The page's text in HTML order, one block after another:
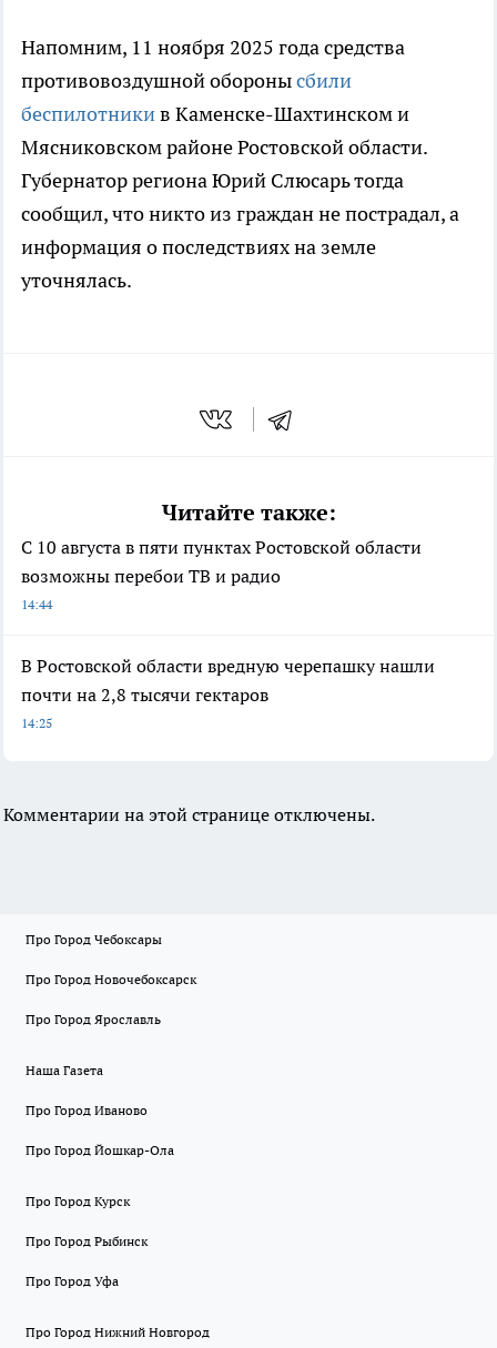
Напомним, 11 ноября 2025 года средства
противовоздушной оборонысбили
беспилотникив Каменске-Шахтинском и
Мясниковском районе Ростовской области.
Губернатор региона Юрий Слюсарь тогда
сообщил, что никто из граждан не пострадал, а
информация о последствиях на земле
уточнялась.
Читайте также:
С 10 августа в пяти пунктах Ростовской области
возможны перебои ТВ и радио
14:44
В Ростовской области вредную черепашку нашли
почти на 2,8 тысячи гектаров
14:25
Комментарии на этой странице отключены.
Про Город Чебоксары
Про Город Новочебоксарск
Про Город Ярославль
Наша Газета
Про Город Иваново
Про Город Йошкар-Ола
Про Город Курск
Про Город Рыбинск
Про Город Уфа
Про Город Нижний Новгород